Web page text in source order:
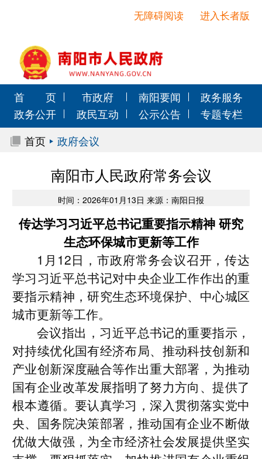
进入长者版
无障碍阅读
首 页 市政府 南阳要闻
政务服务
政务公开
政民互动 公示公告
专题专栏
首页
政府会议
南阳市人民政府常务会议
时间：2026年01月13日 来源：南阳日报
传达学习习近平总书记重要指示精神 研究
生态环保城市更新等工作
1月12日，市政府常务会议召开，传达
学习习近平总书记对中央企业工作作出的重
要指示精神，研究生态环境保护、中心城区
城市更新等工作。
会议指出，习近平总书记的重要指示，
对持续优化国有经济布局、推动科技创新和
产业创新深度融合等作出重大部署，为推动
国有企业改革发展指明了努力方向、提供了
根本遵循。要认真学习，深入贯彻落实党中
央、国务院决策部署，推动国有企业不断做
优做大做强，为全市经济社会发展提供坚实